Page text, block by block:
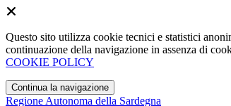
Questo sito utilizza cookie tecnici e statistici
continuazione della navigazione in assenza di
COOKIE POLICY
Continua la navigazione
Regione Autonoma della Sardegna